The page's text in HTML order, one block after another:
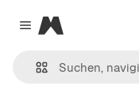
Close menu
Magnific